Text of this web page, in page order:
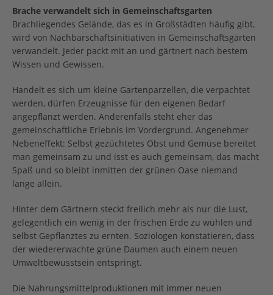
Brache verwandelt sich in Gemeinschaftsgarten
Brachliegendes Gelände, das es in Großstädten häufig gibt,
wird von Nachbarschaftsinitiativen in Gemeinschaftsgärten
verwandelt. Jeder packt mit an und gärtnert nach bestem
Wissen und Gewissen.
Handelt es sich um kleine Gartenparzellen, die verpachtet
werden, dürfen Erzeugnisse für den eigenen Bedarf
angepflanzt werden. Anderenfalls steht eher das
gemeinschaftliche Erlebnis im Vordergrund. Angenehmer
Nebeneffekt: Selbst gezüchtetes Obst und Gemüse bereitet
man gemeinsam zu und isst es auch gemeinsam, das macht
Spaß und so bleibt inmitten der grünen Oase niemand
lange allein.
Hinter dem Gärtnern steckt freilich mehr als nur die Lust,
gelegentlich ein wenig in der frischen Erde zu wühlen und
selbst Gepflanztes zu ernten. Soziologen konstatieren, dass
der wiedererwachte grüne Daumen auch einem neuen
Umweltbewusstsein entspringt.
Die Nahrungsmittelproduktionen mit immer neuen